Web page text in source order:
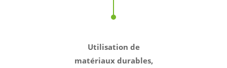
Utilisation de
matériaux durables,